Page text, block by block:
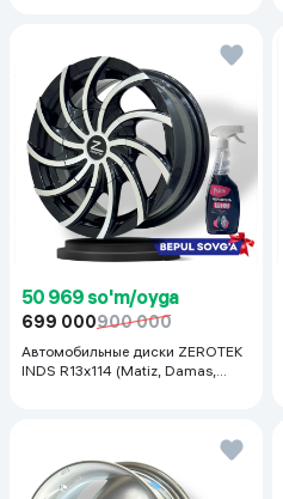
50 969 so'm/oyga
699 000900 000
Автомобильные диски ZEROTEK
INDS R13x114 (Matiz, Damas,